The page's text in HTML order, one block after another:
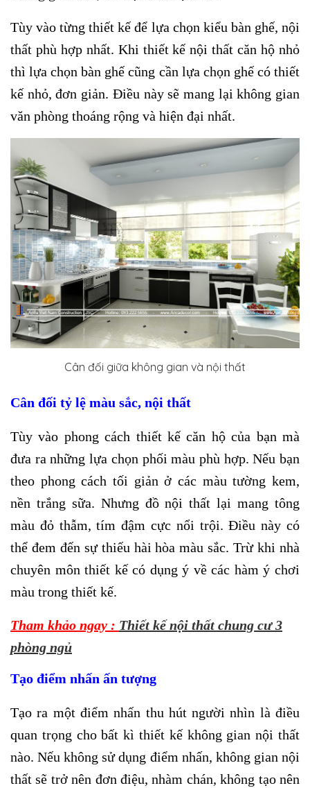
Tùy vào từng thiết kế để lựa chọn kiểu bàn ghế, nội
thất phù hợp nhất. Khi thiết kế nội thất căn hộ nhỏ
thì lựa chọn bàn ghế cũng cần lựa chọn ghế có thiết
kế nhỏ, đơn giản. Điều này sẽ mang lại không gian
văn phòng thoáng rộng và hiện đại nhất.
Cân đối giữa không gian và nội thất
Cân đối tỷ lệ màu sắc, nội thất
Tùy vào phong cách thiết kế căn hộ của bạn mà
đưa ra những lựa chọn phối màu phù hợp. Nếu bạn
theo phong cách tối giản ở các màu tường kem,
nền trắng sữa. Nhưng đồ nội thất lại mang tông
màu đỏ thẫm, tím đậm cực nổi trội. Điều này có
thể đem đến sự thiếu hài hòa màu sắc. Trừ khi nhà
chuyên môn thiết kế có dụng ý về các hàm ý chơi
màu trong thiết kế.
Tham khảo ngay : Thiết kế nội thất chung cư 3
phòng ngủ
Tạo điểm nhấn ấn tượng
Tạo ra một điểm nhấn thu hút người nhìn là điều
quan trọng cho bất kì thiết kế không gian nội thất
nào. Nếu không sử dụng điểm nhấn, không gian nội
thất sẽ trở nên đơn điệu, nhàm chán, không tạo nên